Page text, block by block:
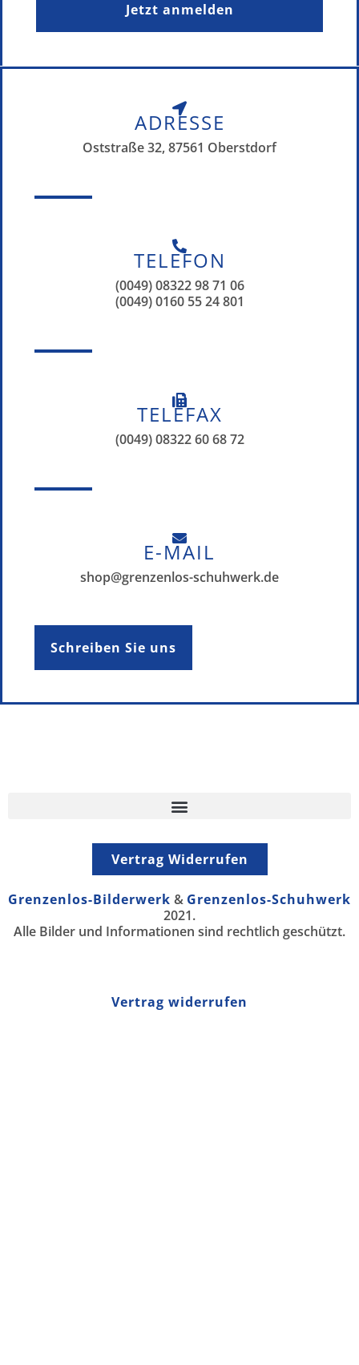
Jetzt anmelden
ADRESSE
Oststraße 32, 87561 Oberstdorf
TELEFON
(0049) 08322 98 71 06
(0049) 0160 55 24 801
TELEFAX
(0049) 08322 60 68 72
E-MAIL
shop@grenzenlos-schuhwerk.de
Schreiben Sie uns
Vertrag Widerrufen
Grenzenlos-Bilderwerk & Grenzenlos-Schuhwerk
2021.
Alle Bilder und Informationen sind rechtlich geschützt.
Vertrag widerrufen